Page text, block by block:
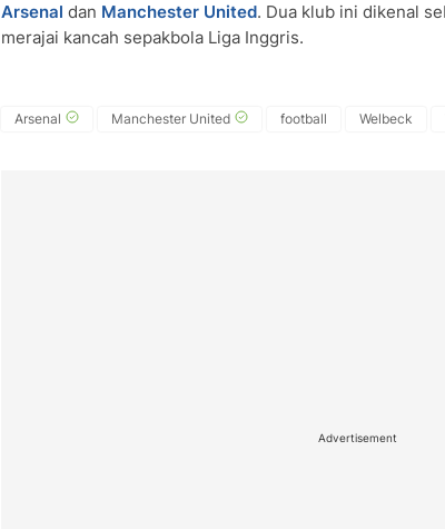
Arsenal dan Manchester United. Dua klub ini dikenal
merajai kancah sepakbola Liga Inggris.
Arsenal Manchester United football Welbeck
Advertisement